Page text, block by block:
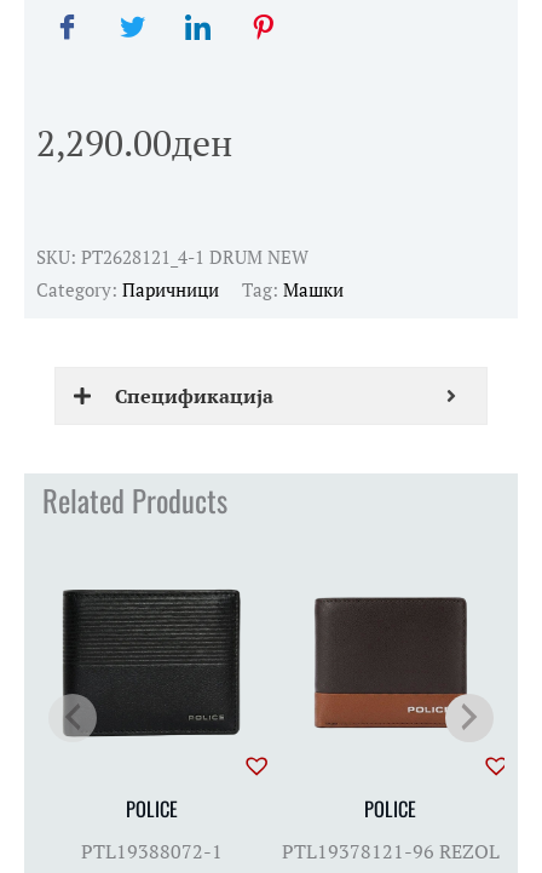
2,290.00ден
SKU: PT2628121_4-1 DRUM NEW
Category: Паричници Tag: Машки
Спецификација
Related Products
POLICE
PTL19388072-1
POLICE
PTL19378121-96 REZOL